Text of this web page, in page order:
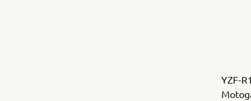
YZF-